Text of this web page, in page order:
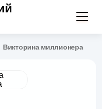
Викторина миллионера